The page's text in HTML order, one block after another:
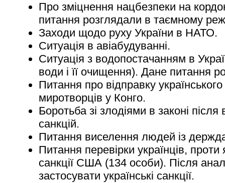
Про зміцнення нацбезпеки на
питання розглядали в таємному
Заходи щодо руху України в НАТО.
Ситуація в авіабудуванні.
Ситуація з водопостачанням в
води і її очищення). Дане питання
Питання про відправку
миротворців у Конго.
Боротьба зі злодіями в законі
санкцій.
Питання виселення людей із
Питання перевірки українців,
санкції США (134 особи). Після
застосувати українські санкції.